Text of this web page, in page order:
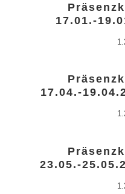
17.01.-
17.04.-
23.05.-